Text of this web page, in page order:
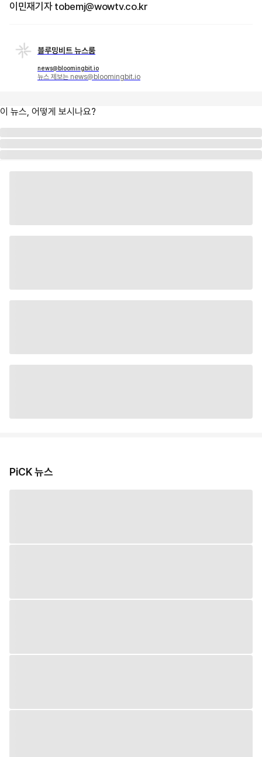
이민재기자 tobemj@wowtv.co.kr
블루밍비트 뉴스룸
news@bloomingbit.io
뉴스 제보는 news@bloomingbit.io
이 뉴스, 어떻게 보시나요?
PiCK 뉴스